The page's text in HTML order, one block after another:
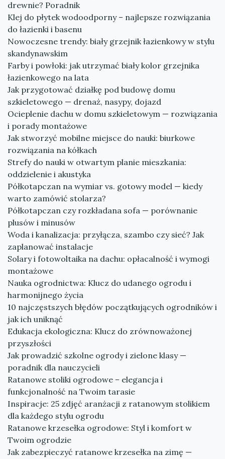
drewnie? Poradnik
Klej do płytek wodoodporny – najlepsze rozwiązania
do łazienki i basenu
Nowoczesne trendy: biały grzejnik łazienkowy w stylu
skandynawskim
Farby i powłoki: jak utrzymać biały kolor grzejnika
łazienkowego na lata
Jak przygotować działkę pod budowę domu
szkieletowego — drenaż, nasypy, dojazd
Ocieplenie dachu w domu szkieletowym — rozwiązania
i porady montażowe
Jak stworzyć mobilne miejsce do nauki: biurkowe
rozwiązania na kółkach
Strefy do nauki w otwartym planie mieszkania:
oddzielenie i akustyka
Półkotapczan na wymiar vs. gotowy model — kiedy
warto zamówić stolarza?
Półkotapczan czy rozkładana sofa — porównanie
plusów i minusów
Woda i kanalizacja: przyłącza, szambo czy sieć? Jak
zaplanować instalacje
Solary i fotowoltaika na dachu: opłacalność i wymogi
montażowe
Nauka ogrodnictwa: Klucz do udanego ogrodu i
harmonijnego życia
10 najczęstszych błędów początkujących ogrodników i
jak ich uniknąć
Edukacja ekologiczna: Klucz do zrównoważonej
przyszłości
Jak prowadzić szkolne ogrody i zielone klasy —
poradnik dla nauczycieli
Ratanowe stoliki ogrodowe – elegancja i
funkcjonalność na Twoim tarasie
Inspiracje: 25 zdjęć aranżacji z ratanowym stolikiem
dla każdego stylu ogrodu
Ratanowe krzesełka ogrodowe: Styl i komfort w
Twoim ogrodzie
Jak zabezpieczyć ratanowe krzesełka na zimę —